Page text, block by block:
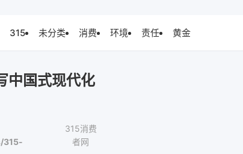
315 未分类 消费 环境 责任 黄金
中国式现代化
315-
315消费
者网